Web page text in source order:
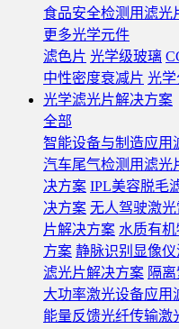
食品安全检测用滤光
更多光学元件
滤色片 光学级玻璃
中性密度衰减片 光学
光学滤光片解决方案
全部
智能设备与制造应用
汽车尾气检测用滤光
决方案 IPL美容脱毛
决方案 无人驾驶激
片解决方案 水质有
方案 静脉识别显像
滤光片解决方案 隔
大功率激光设备应用
能量反馈光纤传输激